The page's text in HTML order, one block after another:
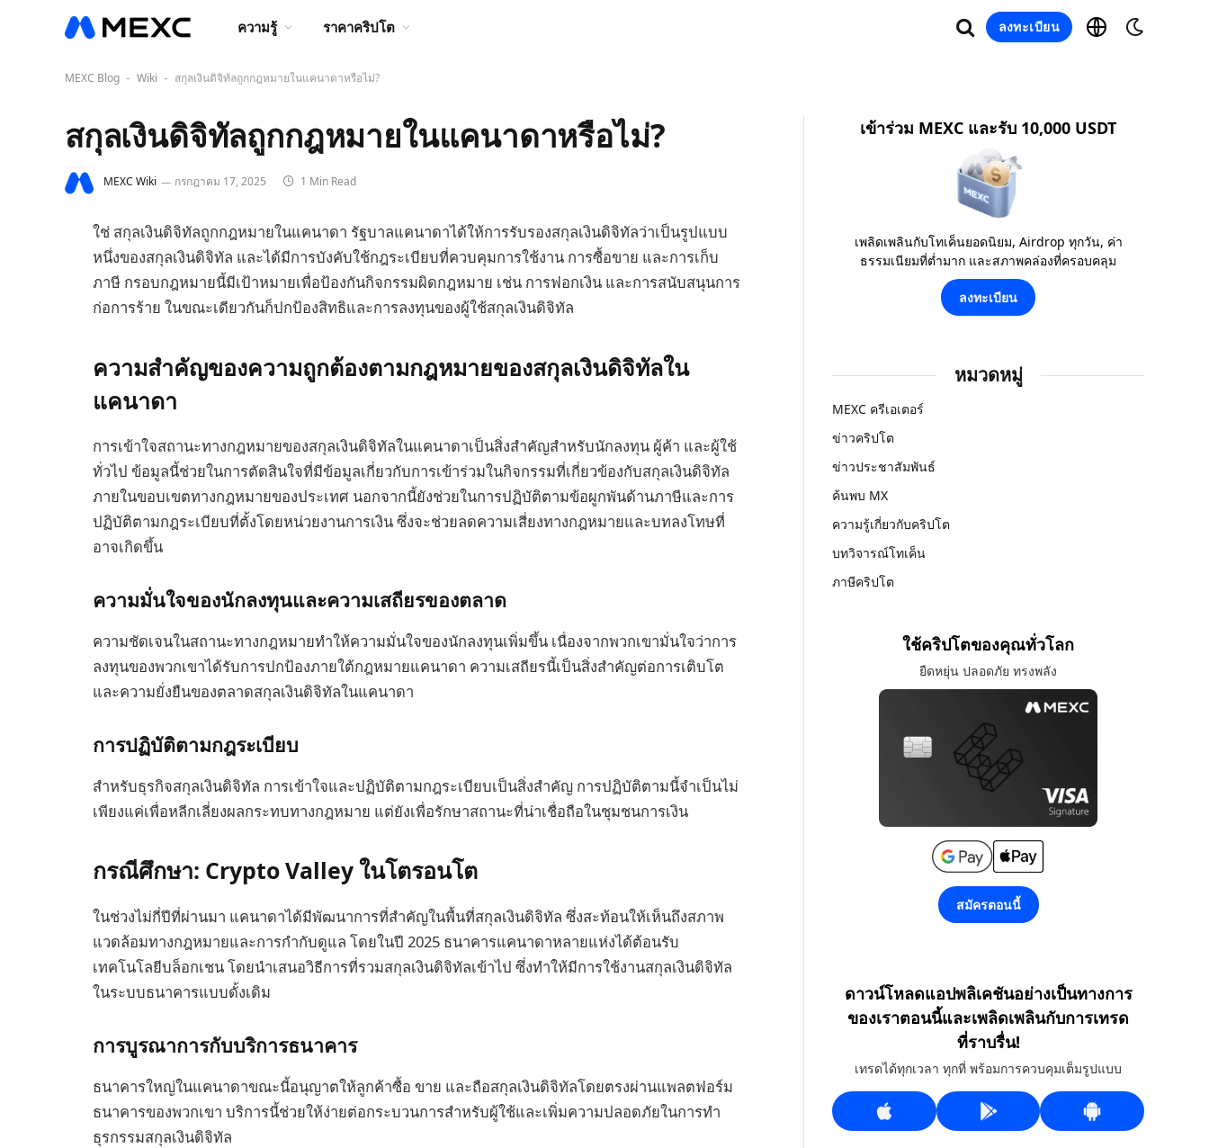
ความรู้ ราคาคริปโต ลงทะเบียน
MEXC Blog - Wiki - สกุลเงินดิจิทัลถูกกฎหมายในแคนาดาหรือไม่?
สกุลเงินดิจิทัลถูกกฎหมายในแคนาดาหรือไม่?
MEXC Wiki กรกฎาคม 17, 2025 1 Min Read
ใช่ สกุลเงินดิจิทัลถูกกฎหมายในแคนาดา รัฐบาลแคนาดาได้ให้การรับรองสกุลเงินดิจิทัลว่าเป็นรูปแบบ
หนึ่งของสกุลเงินดิจิทัล และได้มีการบังคับใช้กฎระเบียบที่ควบคุมการใช้งาน การซื้อขาย และการเก็บ
ภาษี กรอบกฎหมายนี้มีเป้าหมายเพื่อป้องกันกิจกรรมผิดกฎหมาย เช่น การฟอกเงิน และการสนับสนุนการ
ก่อการร้าย ในขณะเดียวกันก็ปกป้องสิทธิและการลงทุนของผู้ใช้สกุลเงินดิจิทัล
ความสำคัญของความถูกต้องตามกฎหมายของสกุลเงินดิจิทัลใน
แคนาดา
การเข้าใจสถานะทางกฎหมายของสกุลเงินดิจิทัลในแคนาดาเป็นสิ่งสำคัญสำหรับนักลงทุน ผู้ค้า และผู้ใช้
ทั่วไป ข้อมูลนี้ช่วยในการตัดสินใจที่มีข้อมูลเกี่ยวกับการเข้าร่วมในกิจกรรมที่เกี่ยวข้องกับสกุลเงินดิจิทัล
ภายในขอบเขตทางกฎหมายของประเทศ นอกจากนี้ยังช่วยในการปฏิบัติตามข้อผูกพันด้านภาษีและการ
ปฏิบัติตามกฎระเบียบที่ตั้งโดยหน่วยงานการเงิน ซึ่งจะช่วยลดความเสี่ยงทางกฎหมายและบทลงโทษที่
อาจเกิดขึ้น
ความมั่นใจของนักลงทุนและความเสถียรของตลาด
ความชัดเจนในสถานะทางกฎหมายทำให้ความมั่นใจของนักลงทุนเพิ่มขึ้น เนื่องจากพวกเขามั่นใจว่าการ
ลงทุนของพวกเขาได้รับการปกป้องภายใต้กฎหมายแคนาดา ความเสถียรนี้เป็นสิ่งสำคัญต่อการเติบโต
และความยั่งยืนของตลาดสกุลเงินดิจิทัลในแคนาดา
การปฏิบัติตามกฎระเบียบ
สำหรับธุรกิจสกุลเงินดิจิทัล การเข้าใจและปฏิบัติตามกฎระเบียบเป็นสิ่งสำคัญ การปฏิบัติตามนี้จำเป็นไม่
เพียงแค่เพื่อหลีกเลี่ยงผลกระทบทางกฎหมาย แต่ยังเพื่อรักษาสถานะที่น่าเชื่อถือในชุมชนการเงิน
กรณีศึกษา: Crypto Valley ในโตรอนโต
ในช่วงไม่กี่ปีที่ผ่านมา แคนาดาได้มีพัฒนาการที่สำคัญในพื้นที่สกุลเงินดิจิทัล ซึ่งสะท้อนให้เห็นถึงสภาพ
แวดล้อมทางกฎหมายและการกำกับดูแล โดยในปี 2025 ธนาคารแคนาดาหลายแห่งได้ต้อนรับ
เทคโนโลยีบล็อกเชน โดยนำเสนอวิธีการที่รวมสกุลเงินดิจิทัลเข้าไป ซึ่งทำให้มีการใช้งานสกุลเงินดิจิทัล
ในระบบธนาคารแบบดั้งเดิม
การบูรณาการกับบริการธนาคาร
ธนาคารใหญ่ในแคนาดาขณะนี้อนุญาตให้ลูกค้าซื้อ ขาย และถือสกุลเงินดิจิทัลโดยตรงผ่านแพลตฟอร์ม
ธนาคารของพวกเขา บริการนี้ช่วยให้ง่ายต่อกระบวนการสำหรับผู้ใช้และเพิ่มความปลอดภัยในการทำ
ธุรกรรมสกุลเงินดิจิทัล
เข้าร่วม MEXC และรับ 10,000 USDT
เพลิดเพลินกับโทเค็นยอดนิยม, Airdrop ทุกวัน, ค่า
ธรรมเนียมที่ต่ำมาก และสภาพคล่องที่ครอบคลุม
ลงทะเบียน
หมวดหมู่
MEXC ครีเอเตอร์
ข่าวคริปโต
ข่าวประชาสัมพันธ์
ค้นพบ MX
ความรู้เกี่ยวกับคริปโต
บทวิจารณ์โทเค็น
ภาษีคริปโต
ใช้คริปโตของคุณทั่วโลก
ยืดหยุ่น ปลอดภัย ทรงพลัง
สมัครตอนนี้
ดาวน์โหลดแอปพลิเคชันอย่างเป็นทางการ
ของเราตอนนี้และเพลิดเพลินกับการเทรด
ที่ราบรื่น!
เทรดได้ทุกเวลา ทุกที่ พร้อมการควบคุมเต็มรูปแบบ